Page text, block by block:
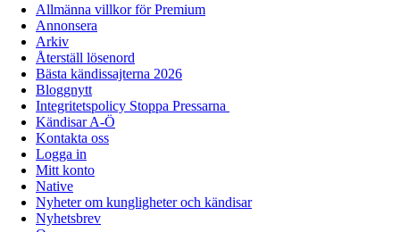
Allmänna villkor för Premium
Annonsera
Arkiv
Återställ lösenord
Bästa kändissajterna 2026
Bloggnytt
Integritetspolicy Stoppa Pressarna
Kändisar A-Ö
Kontakta oss
Logga in
Mitt konto
Native
Nyheter om kungligheter och kändisar
Nyhetsbrev